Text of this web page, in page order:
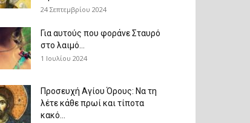
24 Σεπτεμβρίου 2024
Για αυτούς που φοράνε Σταυρό
στο λαιμό…
1 Ιουλίου 2024
Προσευχή Αγίου Όρους: Να τη
λέτε κάθε πρωί και τίποτα
κακό...